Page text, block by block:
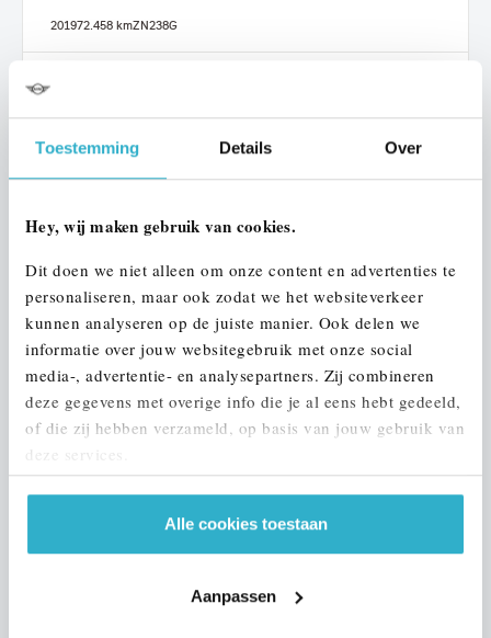
Toestemming Details Over
Hey, wij maken gebruik van cookies.
Dit doen we niet alleen om onze content en advertenties te
personaliseren, maar ook zodat we het websiteverkeer
kunnen analyseren op de juiste manier. Ook delen we
informatie over jouw websitegebruik met onze social
media-, advertentie- en analysepartners. Zij combineren
deze gegevens met overige info die je al eens hebt gedeeld,
of die zij hebben verzameld, op basis van jouw gebruik van
deze services.
Alle cookies toestaan
Aanpassen
201972.458 kmZN238G
Hatchback
One Essential